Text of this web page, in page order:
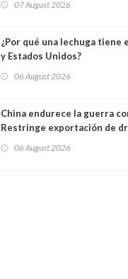
07 August 2026
¿Por qué una lechuga tiene
y Estados Unidos?
06 August 2026
China endurece la guerra
Restringe exportación de
06 August 2026